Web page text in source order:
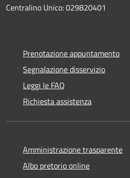
Centralino Unico: 029820401
Prenotazione appuntamento
Segnalazione disservizio
Leggi le FAQ
Richiesta assistenza
Amministrazione trasparente
Albo pretorio online